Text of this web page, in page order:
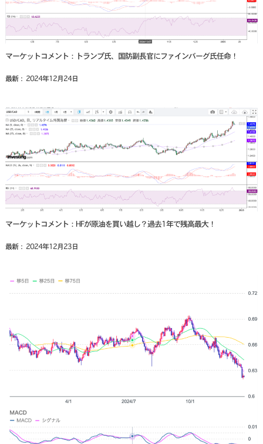
マーケットコメント：トランプ氏、国防副長官にファインバーグ氏任命！
最新： 2024年12月24日
マーケットコメント：HFが原油を買い越し？過去1年で残高最大！
最新： 2024年12月23日